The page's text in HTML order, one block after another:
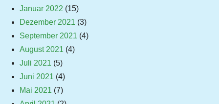
Januar 2022 (15)
Dezember 2021 (3)
September 2021 (4)
August 2021 (4)
Juli 2021 (5)
Juni 2021 (4)
Mai 2021 (7)